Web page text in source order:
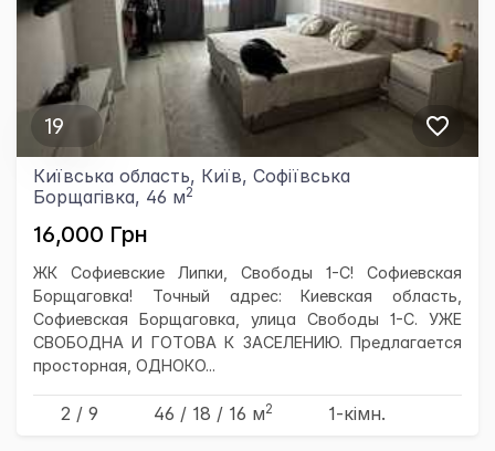
19
Київська область, Київ, Софіївська
Борщагівка, 46 м2
16,000 Грн
ЖК Софиевские Липки, Свободы 1-С! Софиевская
Борщаговка! Точный адрес: Киевская область,
Софиевская Борщаговка, улица Свободы 1-С. УЖЕ
СВОБОДНА И ГОТОВА К ЗАСЕЛЕНИЮ. Предлагается
просторная, ОДНОКО...
2 / 9 46 / 18 / 16 м2 1-кімн.